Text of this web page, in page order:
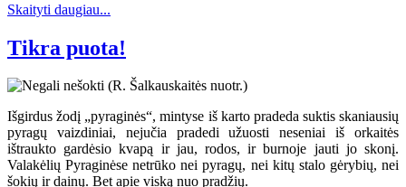
Skaityti daugiau...
Tikra puota!
Išgirdus žodį „pyraginės“, mintyse iš karto pradeda suktis skaniausių
pyragų vaizdiniai, nejučia pradedi užuosti neseniai iš orkaitės
ištraukto gardėsio kvapą ir jau, rodos, ir burnoje jauti jo skonį.
Valakėlių Pyraginėse netrūko nei pyragų, nei kitų stalo gėrybių, nei
šokių ir dainų. Bet apie viską nuo pradžių.